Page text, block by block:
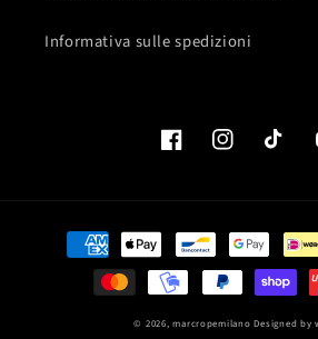
Informativa sulle spedizioni
FacebookInstagramTikTok
Metodi
pagamento
© 2026,marcropemilano Designed by